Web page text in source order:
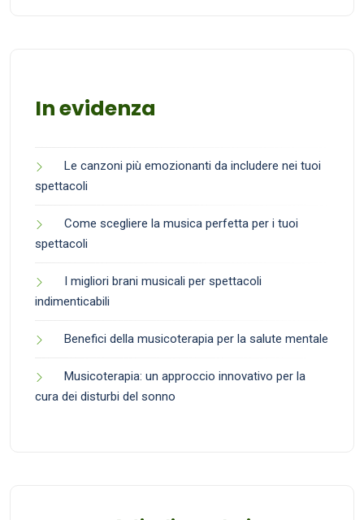
In evidenza
Le canzoni più emozionanti da includere nei tuoi
spettacoli
Come scegliere la musica perfetta per i tuoi
spettacoli
I migliori brani musicali per spettacoli
indimenticabili
Benefici della musicoterapia per la salute mentale
Musicoterapia: un approccio innovativo per la
cura dei disturbi del sonno